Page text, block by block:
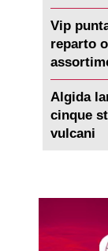
Vip
reparto
Algida
cinque
vulcani